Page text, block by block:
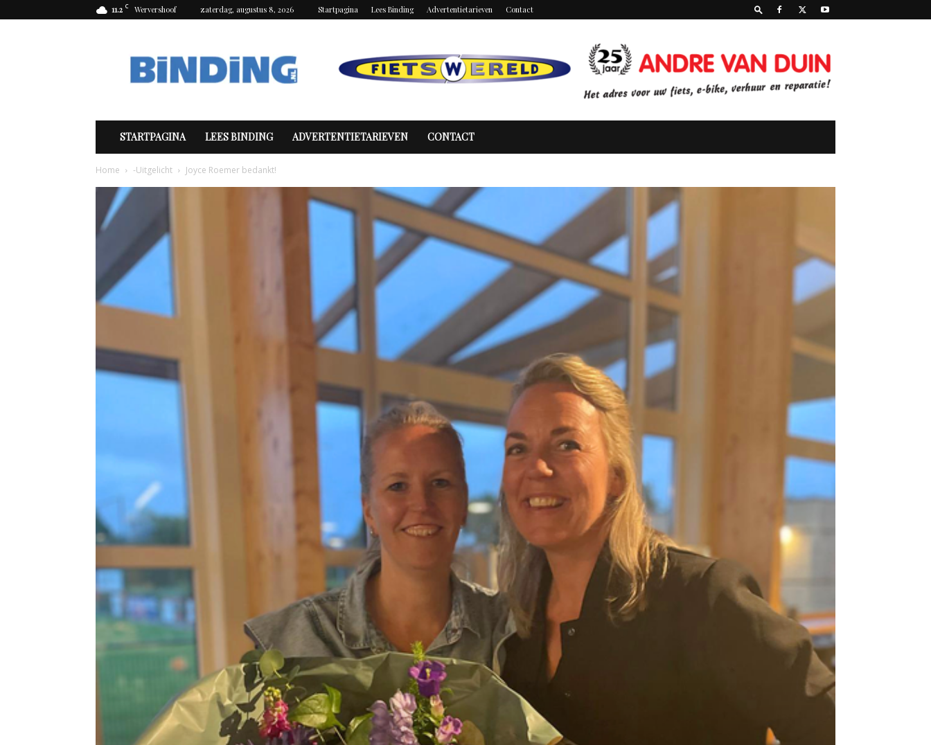
11.2 C Wervershoof zaterdag, augustus 8, 2026 Startpagina Lees Binding Advertentietarieven Contact
STARTPAGINA LEES BINDING ADVERTENTIETARIEVEN CONTACT
Home -Uitgelicht Joyce Roemer bedankt!